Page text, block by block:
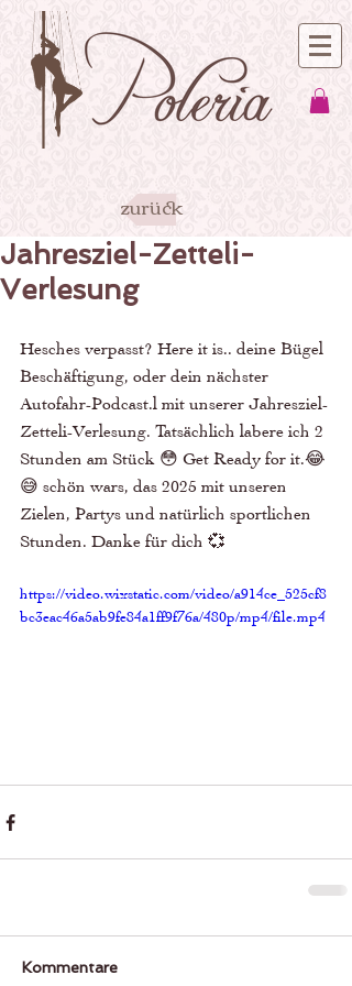
zurück
Jahresziel-Zetteli-
Verlesung
Hesches verpasst? Here it is.. deine Bügel
Beschäftigung, oder dein nächster
Autofahr-Podcast.l mit unserer Jahresziel-
Zetteli-Verlesung. Tatsächlich labere ich 2
Stunden am Stück 😳 Get Ready for it.😂
😅 schön wars, das 2025 mit unseren
Zielen, Partys und natürlich sportlichen
Stunden. Danke für dich 💞
https://video.wixstatic.com/video/a914ce_525cf8
bc3eac46a5ab9fe84a1ff9f76a/480p/mp4/file.mp4
Kommentare